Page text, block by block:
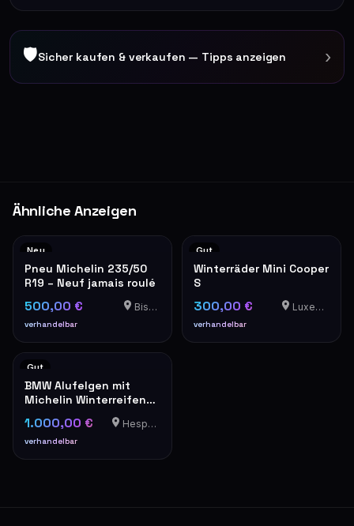
🛡Sicher kaufen & verkaufen — Tipps anzeigen ›
Ähnliche Anzeigen
Neu
Pneu Michelin 235/50
R19 – Neuf jamais roulé
500,00 €
verhandelbar
Bissen
Gut
Winterräder Mini Cooper
S
300,00 €
verhandelbar
Luxemburg
Gut
BMW Alufelgen mit
Michelin Winterreifen
1.000,00 €
verhandelbar
Hesperange